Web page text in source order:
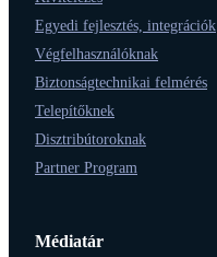
Egyedi fejlesztés, integrációk
Végfelhasználóknak
Biztonságtechnikai felmérés
Telepítőknek
Disztribútoroknak
Partner Program
Médiatár